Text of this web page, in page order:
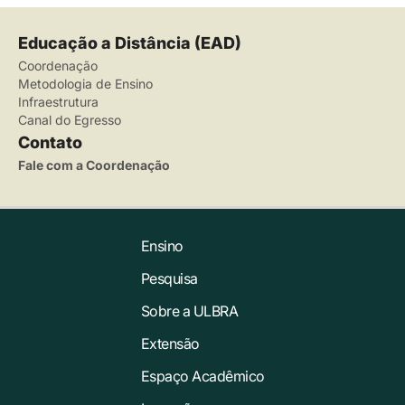
Educação a Distância (EAD)
Coordenação
Metodologia de Ensino
Infraestrutura
Canal do Egresso
Contato
Fale com a Coordenação
Ensino
Pesquisa
Sobre a ULBRA
Extensão
Espaço Acadêmico